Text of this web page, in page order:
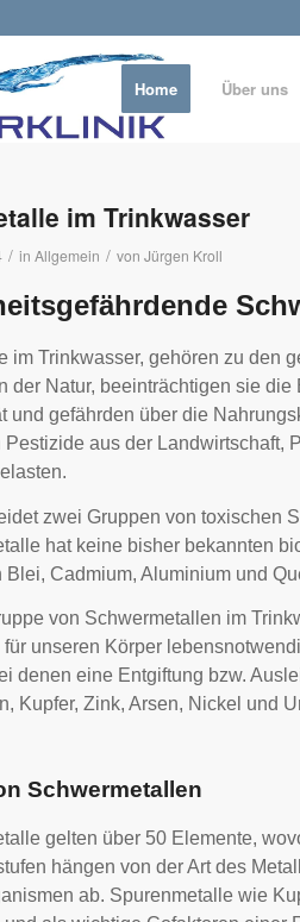
Home Über uns
im Trinkwasser
/ in Allgemein / von Jürgen Kroll
im Trinkwasser, gehören zu den
der Natur, beeinträchtigen sie
und gefährden über die
Pestizide aus der Landwirtschaft,
zwei Gruppen von toxischen
hat keine bisher bekannten
Blei, Cadmium, Aluminium und
von Schwermetallen im
für unseren Körper
denen eine Entgiftung bzw.
Kupfer, Zink, Arsen, Nickel und
Schwermetallen
gelten über 50 Elemente,
hängen von der Art des
ab. Spurenmetalle wie